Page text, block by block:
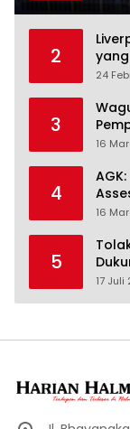
2
24
3
16
4
16
5
17 Juli